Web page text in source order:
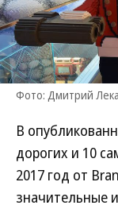
Фото: Дмитрий
В
дорогих и 10
2017 год от
значительные